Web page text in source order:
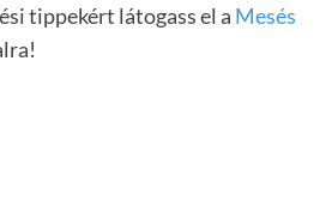
tippekért látogass el a Mesés